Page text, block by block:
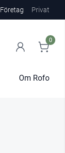
Företag Privat
0
Om Rofo